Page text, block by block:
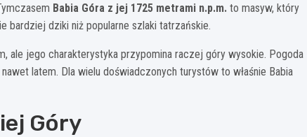
Babia Góra z jej 1725 metrami n.p.m. to masyw, który
bardziej dziki niż popularne szlaki tatrzańskie.
ale jego charakterystyka przypomina raczej góry wysokie. Pogoda
latem. Dla wielu doświadczonych turystów to właśnie Babia
Góry